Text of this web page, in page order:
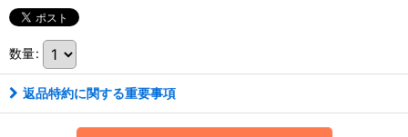
数量:
返品特約に関する重要事項